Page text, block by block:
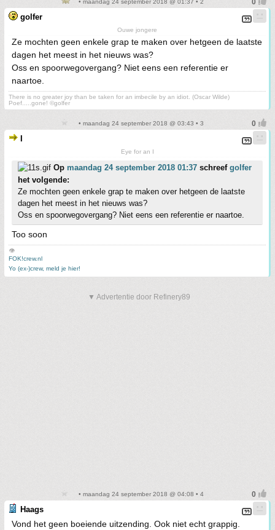
• maandag 24 september 2018 @ 01:37 • 2
golfer
Ouwe jongere
Ze mochten geen enkele grap te maken over hetgeen de laatste
dagen het meest in het nieuws was?
Oss en spoorwegovergang? Niet eens een referentie er
naartoe.
There is no greater joy than be taken for an imbecile by an idiot. (Oscar Wilde)
Poef.....gone! ©golfer
• maandag 24 september 2018 @ 03:43 • 3
Eye for an I
Op maandag 24 september 2018 01:37 schreef golfer
het volgende:
Ze mochten geen enkele grap te maken over hetgeen de laatste
dagen het meest in het nieuws was?
Oss en spoorwegovergang? Niet eens een referentie er naartoe.
Too soon
👁
FOK!crew.nl
Yo (ex-)crew, meld je hier!
▼ Advertentie door Refinery89
• maandag 24 september 2018 @ 04:08 • 4
Haags
Vond het geen boeiende uitzending. Ook niet echt grappig.